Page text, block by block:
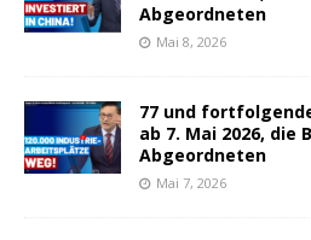
Abgeordneten
Mai 8, 2026
77 und
ab 7. Mai 2026, die
Abgeordneten
Mai 7, 2026